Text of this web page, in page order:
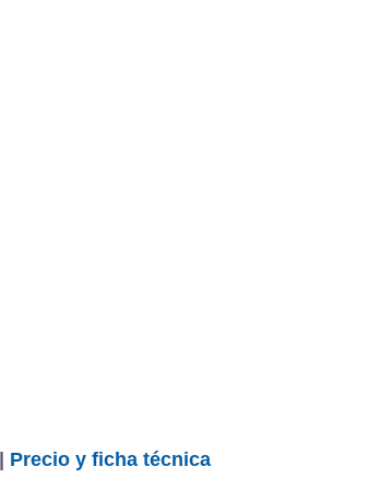
Precio y ficha técnica